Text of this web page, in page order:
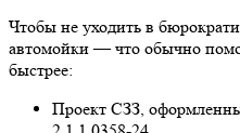
Чтобы не уходить в
автомойки — что обычно
быстрее:
Проект СЗЗ,